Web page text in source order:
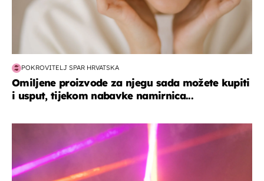
POKROVITELJ SPAR HRVATSKA
Omiljene proizvode za njegu sada možete kupiti
i usput, tijekom nabavke namirnica...